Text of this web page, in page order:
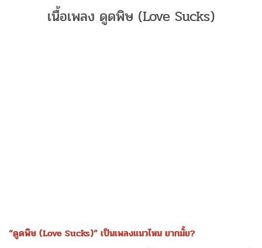
เนื้อเพลง ดูดพิษ (Love Sucks)
“ดูดพิษ (Love Sucks)” เป็นเพลงแนวไหน ยากมั้ย?